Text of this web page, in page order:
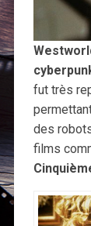
fut très
des
films